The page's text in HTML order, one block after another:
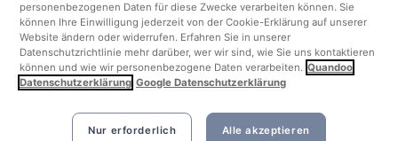
Niederlande
Singapur
personenbezogenen Daten für diese Zwecke verarbeiten können. Sie
können Ihre Einwilligung jederzeit von der Cookie-Erklärung auf unserer
Website ändern oder widerrufen. Erfahren Sie in unserer
Datenschutzrichtlinie mehr darüber, wer wir sind, wie Sie uns kontaktieren
können und wie wir personenbezogene Daten verarbeiten. Quandoo
Datenschutzerklärung Google Datenschutzerklärung
Nur erforderlich Alle akzeptieren